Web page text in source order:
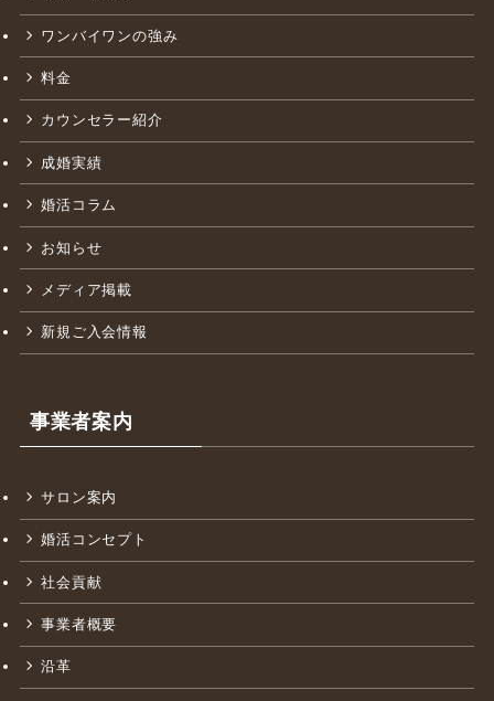
ABOUT
サポート内容
ワンバイワンの強み
料金
カウンセラー紹介
成婚実績
婚活コラム
お知らせ
新規ご入会情報
事業者案内
サロン案内
婚活コンセプト
社会貢献